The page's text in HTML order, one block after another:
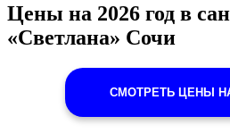
Цены на 2026 год в
«Светлана» Сочи
СМОТРЕТЬ ЦЕНЫ